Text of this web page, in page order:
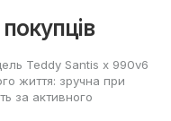
Teddy Santis x 990v6
життя: зручна при
за активного